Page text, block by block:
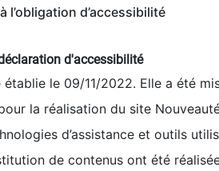
l’obligation d’accessibilité
d'accessibilité
le 09/11/2022. Elle a été
la réalisation du site
d’assistance et outils
de contenus ont été